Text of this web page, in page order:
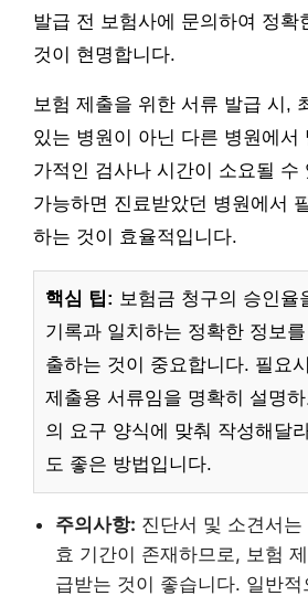
발급 전 보험사에 문의하여 정확
것이 현명합니다.
보험 제출을 위한 서류 발급 시,
있는 병원이 아닌 다른 병원에서
가적인 검사나 시간이 소요될 수
가능하면 진료받았던 병원에서
하는 것이 효율적입니다.
핵심 팁: 보험금 청구의 승인율
기록과 일치하는 정확한 정보
출하는 것이 중요합니다. 필요
제출용 서류임을 명확히 설명
의 요구 양식에 맞춰 작성해달
도 좋은 방법입니다.
주의사항: 진단서 및 소견서
효 기간이 존재하므로, 보험
급받는 것이 좋습니다. 일반